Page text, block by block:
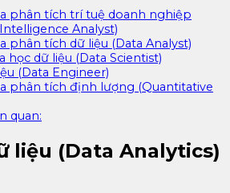
phân tích trí tuệ doanh nghiệp
Analyst)
phân tích dữ liệu (Data Analyst)
học dữ liệu (Data Scientist)
(Data Engineer)
phân tích định lượng (Quantitative
quan:
liệu (Data Analytics)